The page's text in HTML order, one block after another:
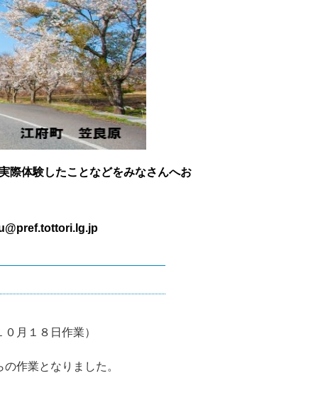
際体験したことなどをみなさんへお
月１８日作業）
作業となりました。